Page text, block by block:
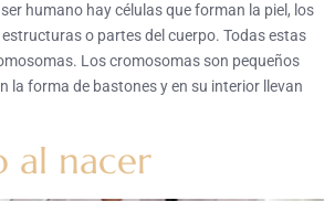
humano hay células que forman la piel, los
o partes del cuerpo. Todas estas
Los cromosomas son pequeños
la forma de bastones y en su interior llevan
al nacer